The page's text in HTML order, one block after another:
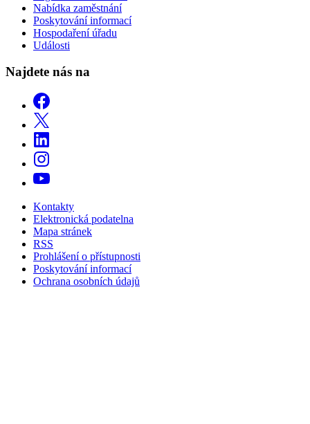
Nabídka zaměstnání
Poskytování informací
Hospodaření úřadu
Události
Najdete nás na
Kontakty
Elektronická podatelna
Mapa stránek
RSS
Prohlášení o přístupnosti
Poskytování informací
Ochrana osobních údajů